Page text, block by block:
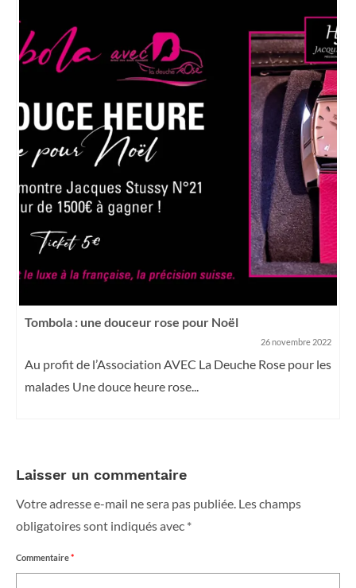
Tombola : une douceur rose pour Noël
26 novembre 2022
Au profit de l’Association AVEC La Deuche Rose pour les
malades Une douce heure rose...
Laisser un commentaire
Votre adresse e-mail ne sera pas publiée. Les champs
obligatoires sont indiqués avec *
Commentaire*